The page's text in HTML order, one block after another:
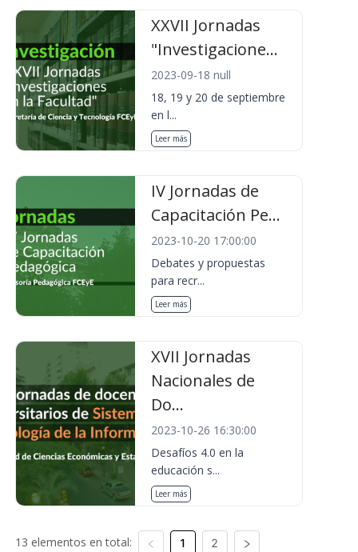
XXVII Jornadas
"Investigacione...
2023-09-18 null
18, 19 y 20 de septiembre
en l...
Leer más
IV Jornadas de
Capacitación Pe...
2023-10-20 17:00:00
Debates y propuestas
para recr...
Leer más
XVII Jornadas
Nacionales de
Do...
2023-10-26 16:30:00
Desafíos 4.0 en la
educación s...
Leer más
13 elementos en total: 1 2